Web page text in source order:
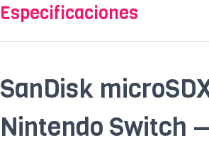
Especificaciones
SanDisk
Nintendo Switch